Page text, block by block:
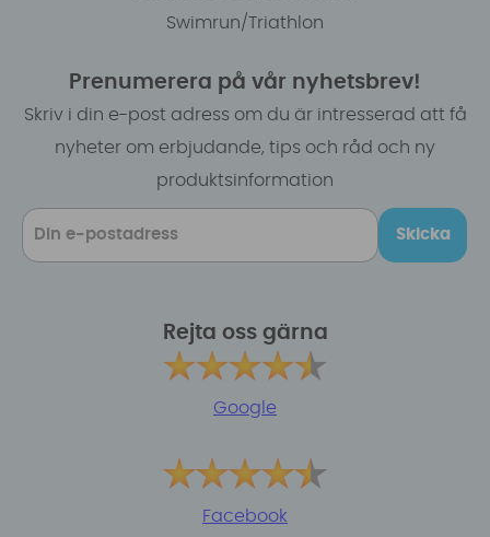
Swimrun/Triathlon
Prenumerera på vår nyhetsbrev!
Skriv i din e-post adress om du är intresserad att få
nyheter om erbjudande, tips och råd och ny
produktsinformation
Skicka
Rejta oss gärna
Google
Facebook